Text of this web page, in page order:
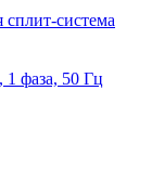
сплит-система
1 фаза, 50 Гц